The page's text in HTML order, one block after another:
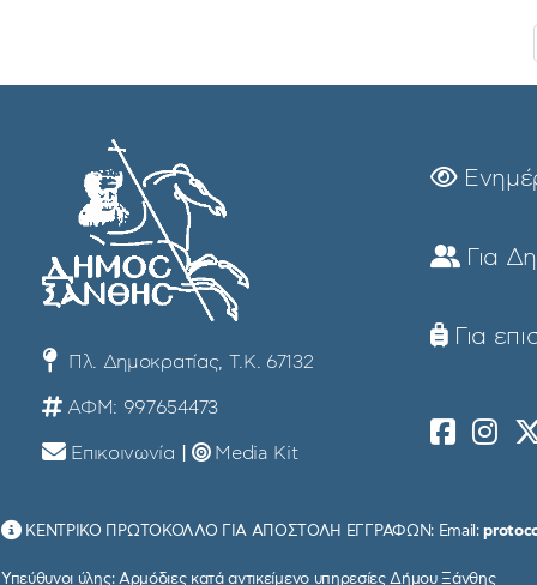
Πλ. Δημοκρατίας, Τ.Κ. 67132
ΑΦΜ: 997654473
Επικοινωνία Media Kit
Για
Για
ΚΕΝΤΡΙΚΟ ΠΡΩΤΟΚΟΛΛΟ ΓΙΑ ΑΠΟΣΤΟΛΗ ΕΓΓΡΑΦΩΝ: Email:
Υπεύθυνοι ύλης: Αρμόδιες κατά αντικείμενο υπηρεσίες Δήμου Ξάνθης